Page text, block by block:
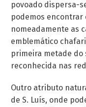
povoado dispersa-
podemos encontrar
nomeadamente as
emblemático
primeira metade do
reconhecida nas
Outro atributo
de S. Luís, onde